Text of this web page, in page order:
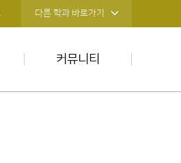
다른 학과 바로가기
커뮤니티